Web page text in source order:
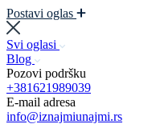
Postavi oglas
Svi oglasi
Blog
Pozovi podršku
+381621989039
E-mail adresa
info@iznajmiunajmi.rs